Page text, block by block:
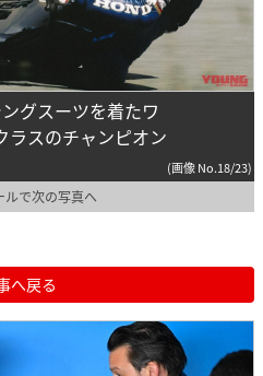
グスーツを着たワ
ラスのチャンピオン
(画像 No.18/23)
ルで次の写真へ
へ戻る